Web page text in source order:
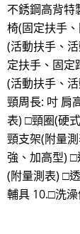
不銹鋼高背特
椅(固定扶手
(活動扶手、
定扶手、固定
(活動扶手、
頸周長: 吋 肩
表) □頸圈(硬
頸支架(附量
強、加高型)
(附量測表) □
輔具 10.□洗